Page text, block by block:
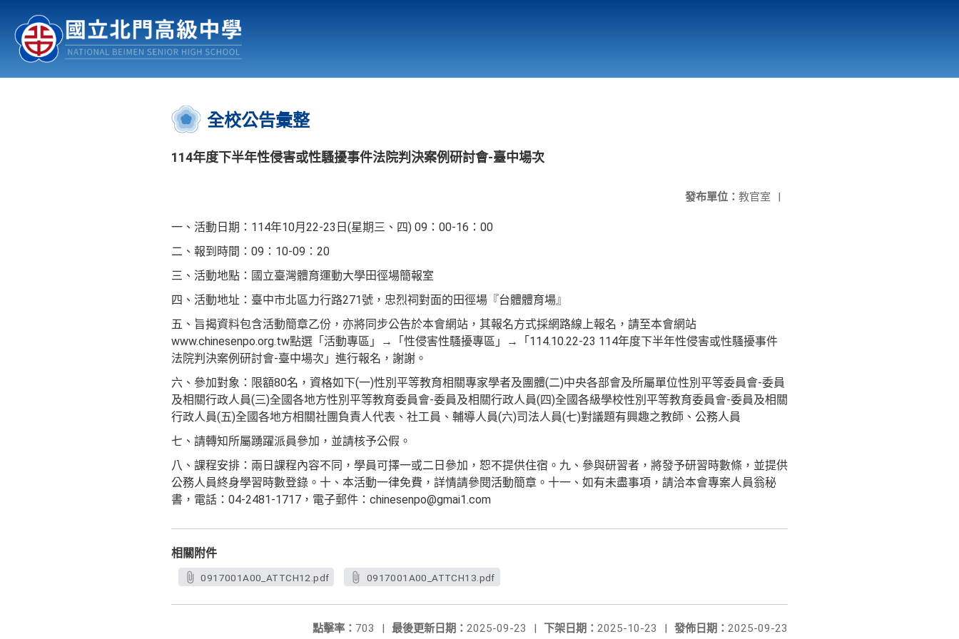
認識北中 行事曆
:::
全校公告彙整
114年度下半年性侵害或性騷擾事件法院判決案例研討會-臺中場次
發布單位： 教官室 |
一、活動日期：114年10月22-23日(星期三、四) 09：00-16：00
二、報到時間：09：10-09：20
三、活動地點：國立臺灣體育運動大學田徑場簡報室
四、活動地址：臺中市北區力行路271號，忠烈祠對面的田徑場『台體體育場』
五、旨揭資料包含活動簡章乙份，亦將同步公告於本會網站，其報名方式採網路線上報名，請至本會網站
www.chinesenpo.org.tw點選「活動專區」→「性侵害性騷擾專區」→「114.10.22-23 114年度下半年性侵害或性騷擾事件
法院判決案例研討會-臺中場次」進行報名，謝謝。
六、參加對象：限額80名，資格如下(一)性別平等教育相關專家學者及團體(二)中央各部會及所屬單位性別平等委員會-委員
及相關行政人員(三)全國各地方性別平等教育委員會-委員及相關行政人員(四)全國各級學校性別平等教育委員會-委員及相關
行政人員(五)全國各地方相關社團負責人代表、社工員、輔導人員(六)司法人員(七)對議題有興趣之教師、公務人員
七、請轉知所屬踴躍派員參加，並請核予公假。
八、課程安排：兩日課程內容不同，學員可擇一或二日參加，恕不提供住宿。九、參與研習者，將發予研習時數條，並提供
公務人員終身學習時數登錄。十、本活動一律免費，詳情請參閱活動簡章。十一、如有未盡事項，請洽本會專案人員翁秘
書，電話：04-2481-1717，電子郵件：chinesenpo@gmai1.com
相關附件
0917001A00_ATTCH12.pdf 0917001A00_ATTCH13.pdf
發佈日期： 2025-09-23
下架日期： 2025-10-23 |
最後更新日期： 2025-09-23 |
點擊率： 703 |